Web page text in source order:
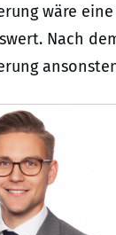
wäre
Nach